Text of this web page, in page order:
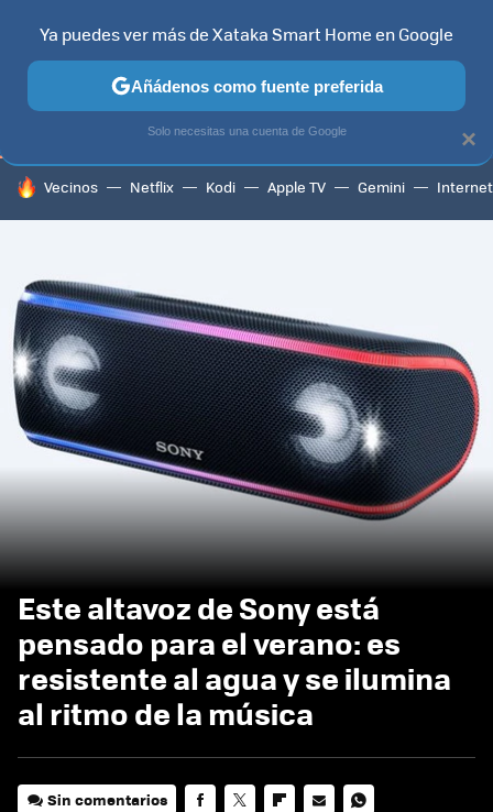
TELEVISORES CONTENIDOS SMART TV SELECCIÓN
HOY SE HABLA DE
Vecinos Netflix Kodi Apple TV Gemini Internet
Este altavoz de Sony está
pensado para el verano: es
resistente al agua y se ilumina
al ritmo de la música
Sin comentarios
×
Ya puedes ver más de Xataka Smart Home en Google
Añádenos como fuente preferida
Solo necesitas una cuenta de Google